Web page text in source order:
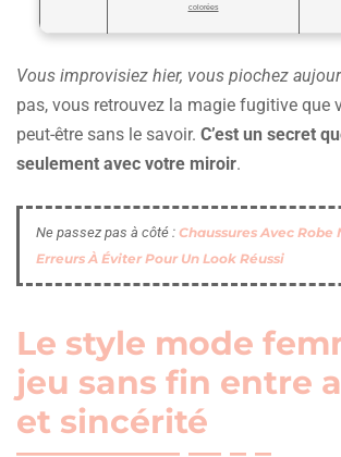
colorées
Vous improvisiez hier, vous piochez
pas, vous retrouvez la magie fugitive que
peut-être sans le savoir. C’est un secret
seulement avec votre miroir.
Ne passez pas à côté : Chaussures Avec Robe
Erreurs À Éviter Pour Un Look Réussi
Le style mode
jeu sans fin entre
et sincérité